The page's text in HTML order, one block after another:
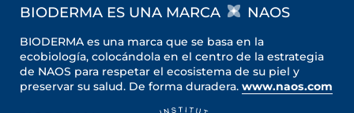
BIODERMA ES UNA MARCA NAOS
BIODERMA es una marca que se basa en la
ecobiología, colocándola en el centro de la estrategia
de NAOS para respetar el ecosistema de su piel y
preservar su salud. De forma duradera. www.naos.com